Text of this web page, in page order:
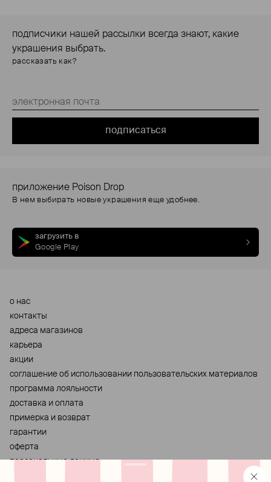
подписчики нашей рассылки всегда знают, какие
украшения выбрать.
рассказать как?
подписаться
приложение Poison Drop
В нем выбирать новые украшения еще удобнее.
загрузить в
Google Play
о нас
контакты
адреса магазинов
карьера
акции
cоглашение об использовании пользовательских материалов
программа лояльности
доставка и оплата
примерка и возврат
гарантии
оферта
персональные данные